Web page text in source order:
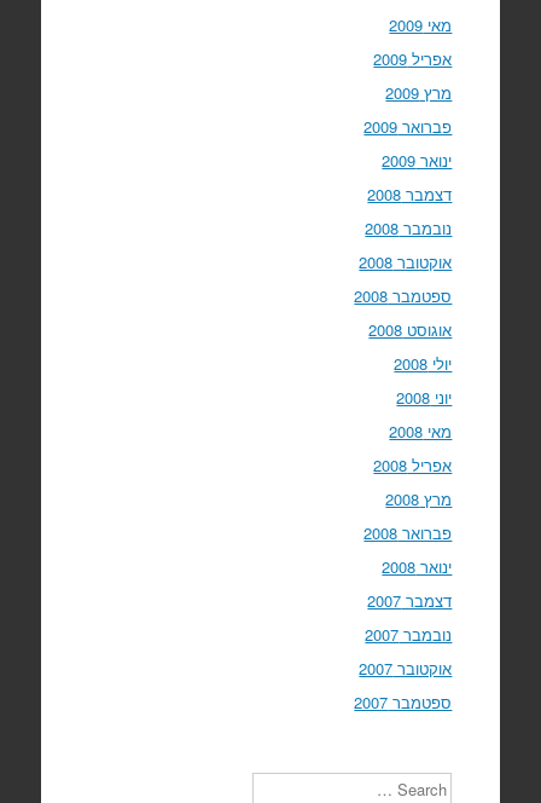
מאי 2009
אפריל 2009
מרץ 2009
פברואר 2009
ינואר 2009
דצמבר 2008
נובמבר 2008
אוקטובר 2008
ספטמבר 2008
אוגוסט 2008
יולי 2008
יוני 2008
מאי 2008
אפריל 2008
מרץ 2008
פברואר 2008
ינואר 2008
דצמבר 2007
נובמבר 2007
אוקטובר 2007
ספטמבר 2007
Search